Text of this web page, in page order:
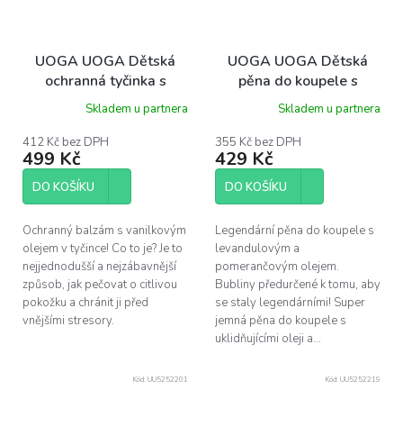
UOGA UOGA Dětská
ochranná tyčinka s
vanilkou BOBO, 50g
Skladem u partnera
412 Kč bez DPH
499 Kč
DO KOŠÍKU
Ochranný balzám s vanilkovým
olejem v tyčince! Co to je? Je to
nejjednodušší a nejzábavnější
způsob, jak pečovat o citlivou
pokožku a chránit ji před
vnějšími stresory.
UOGA UOGA Dětská
pěna do koupele s
levandulí a pomerančem
LILU 250 ml
Skladem u partnera
355 Kč bez DPH
429 Kč
DO KOŠÍKU
Legendární pěna do koupele s
levandulovým a
pomerančovým olejem.
Bubliny předurčené k tomu, aby
se staly legendárními! Super
jemná pěna do koupele s
uklidňujícími oleji a...
Kód: UU5252201 Kód: UU5252219